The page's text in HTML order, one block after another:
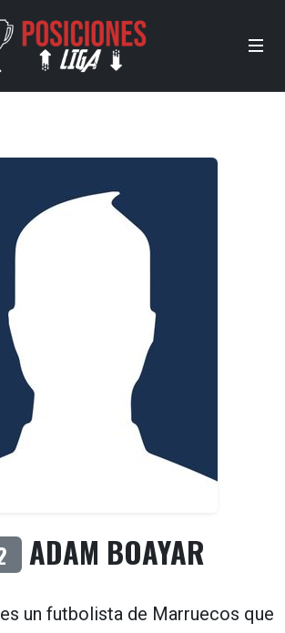
ADAM BOAYAR
un futbolista de Marruecos que